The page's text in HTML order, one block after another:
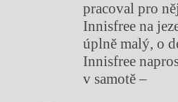
pracoval pro
Innisfree na
úplně malý, o
Innisfree
v samotě –